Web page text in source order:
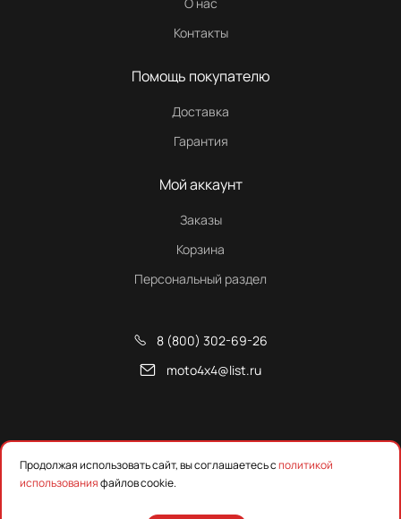
Контакты
Помощь покупателю
Доставка
Гарантия
Мой аккаунт
Заказы
Корзина
Персональный раздел
8 (800) 302-69-26
moto4x4@list.ru
Снегоходы, квадроциклы и запчасти от Русской Механики
Предложения на сайте не являются публичной офертой.
Продолжая использовать сайт, вы соглашаетесь сполитикой
использованияфайлов cookie.